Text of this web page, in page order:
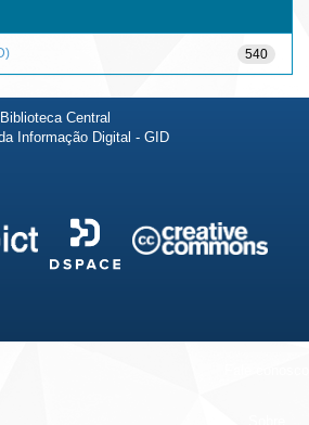
540
Central
Informação Digital - GID